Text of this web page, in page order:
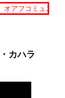
ニティーコレクシ
カハラ